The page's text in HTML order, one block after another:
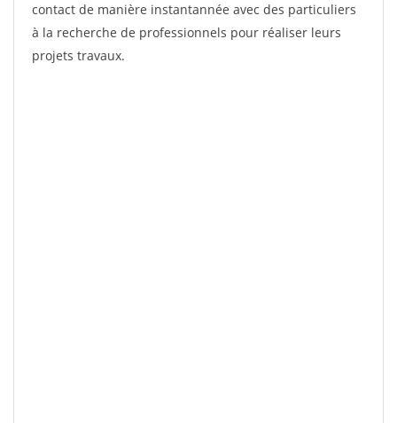
contact de manière instantannée avec des particuliers
à la recherche de professionnels pour réaliser leurs
projets travaux.